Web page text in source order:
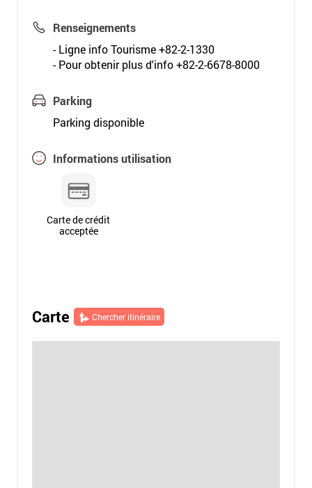
Renseignements
- Ligne info Tourisme +82-2-1330
- Pour obtenir plus d'info +82-2-6678-8000
Parking
Parking disponible
Informations utilisation
Carte de crédit
acceptée
Carte Chercher itinéraire